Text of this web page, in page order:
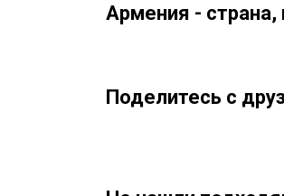
Армения -
Поделитесь с